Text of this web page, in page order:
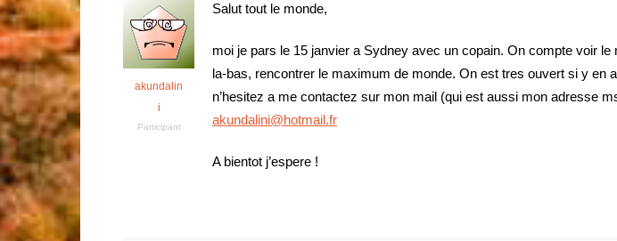
akundalin
i
Participant
Salut tout le monde,
moi je pars le 15 janvier a Sydney avec un copain. On compte voir
la-bas, rencontrer le maximum de monde. On est tres ouvert si y en
n’hesitez a me contactez sur mon mail (qui est aussi mon adresse
akundalini@hotmail.fr
A bientot j’espere !